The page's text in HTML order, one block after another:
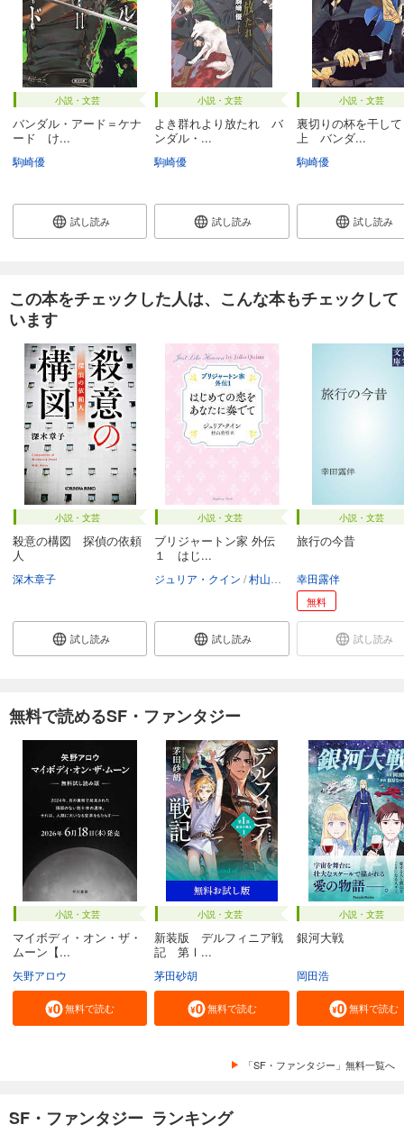
小説・文芸
バンダル・アード＝ケナ
ード け...
駒崎優
試し読み
小説・文芸
よき群れより放たれ バ
ンダル・...
駒崎優
試し読み
小説・文芸
裏切りの杯を干し
上 バンダ...
駒崎優
試し読み
この本をチェックした人は、こんな本もチェックして
います
小説・文芸
殺意の構図 探偵の依頼
人
深木章子
試し読み
小説・文芸
ブリジャートン家 外伝
１ はじ...
ジュリア・クイン 村山美雪
試し読み
小説・文芸
旅行の今昔
幸田露伴
無料
試し読み
無料で読めるSF・ファンタジー
小説・文芸
マイボディ・オン・ザ・
ムーン【...
矢野アロウ
無料で読む
小説・文芸
新装版 デルフィニア戦
記 第Ⅰ...
茅田砂胡
無料で読む
小説・文芸
銀河大戦
岡田浩
無料で読む
「SF・ファンタジー」無料一覧へ
SF・ファンタジー ランキング